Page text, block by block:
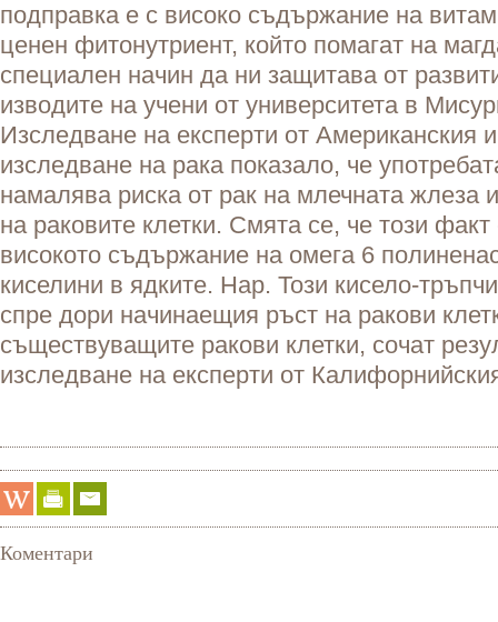
подправка е с високо съдържание на
ценен фитонутриент, който помагат на
специален начин да ни защитава от
изводите на учени от университета в
Изследване на експерти от Американския
изследване на рака показало, че
намалява риска от рак на млечната жлеза
на раковите клетки. Смята се, че този
високото съдържание на омега 6
киселини в ядките. Нар. Този кисело-
спре дори начинаещия ръст на ракови
съществуващите ракови клетки, сочат
изследване на експерти от
Коментари